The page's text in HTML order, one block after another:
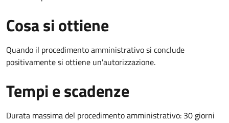
Cosa si ottiene
Quando il procedimento amministrativo si conclude
positivamente si ottiene un'autorizzazione.
Tempi e scadenze
Durata massima del procedimento amministrativo: 30 giorni